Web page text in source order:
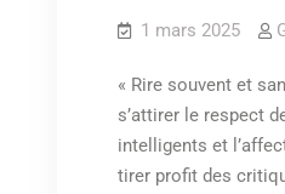
1 mars 2025
« Rire souvent et
s’attirer le respect
intelligents et
tirer profit des